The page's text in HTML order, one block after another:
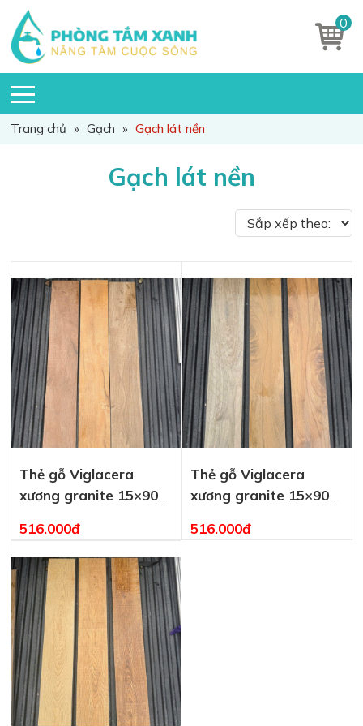
0
Trang chủ » Gạch » Gạch lát nền
Gạch lát nền
Thẻ gỗ Viglacera
xương granite 15×90
516.000đ
Thẻ gỗ Viglacera
xương granite 15×90
516.000đ